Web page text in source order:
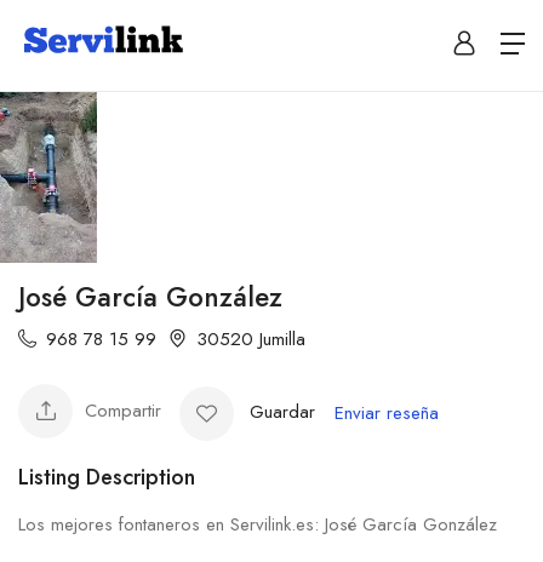
José García González
968 78 15 99 30520 Jumilla
Compartir Guardar Enviar reseña
Listing Description
Los mejores fontaneros en Servilink.es: José García González